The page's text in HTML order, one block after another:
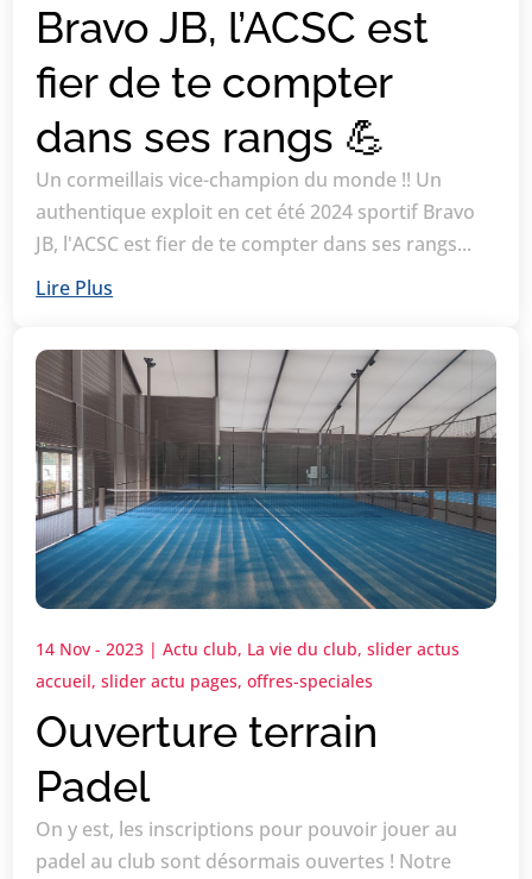
Bravo JB, l’ACSC est
fier de te compter
dans ses rangs 💪
Un cormeillais vice-champion du monde !! Un
authentique exploit en cet été 2024 sportif Bravo
JB, l'ACSC est fier de te compter dans ses rangs...
Lire Plus
Ouverture terrain
Padel
14 Nov - 2023 |Actu club, La vie du club,slider actus
accueil,slider actu pages,offres-speciales
On y est, les inscriptions pour pouvoir jouer au
padel au club sont désormais ouvertes ! Notre